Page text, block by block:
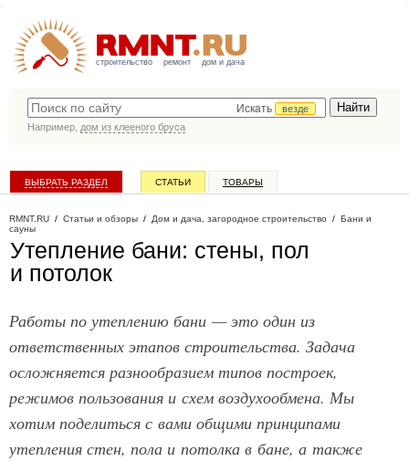
строительство ремонт дом и дача
Искать
везде
Например, дом из клееного бруса
ВЫБРАТЬ РАЗДЕЛ СТАТЬИ ТОВАРЫ
RMNT.RU / Статьи и обзоры / Дом и дача, загородное строительство / Бани и
сауны
Утепление бани: стены, пол
и потолок
Работы по утеплению бани — это один из
ответственных этапов строительства. Задача
осложняется разнообразием типов построек,
режимов пользования и схем воздухообмена. Мы
хотим поделиться с вами общими принципами
утепления стен, пола и потолка в бане, а также